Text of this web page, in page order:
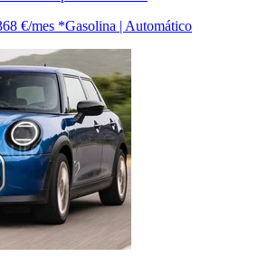
€/mes *Gasolina | Automático